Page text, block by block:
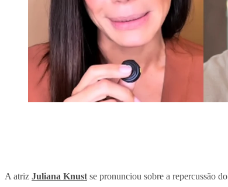
A atriz Juliana Knust se pronunciou sobre a repercussão do